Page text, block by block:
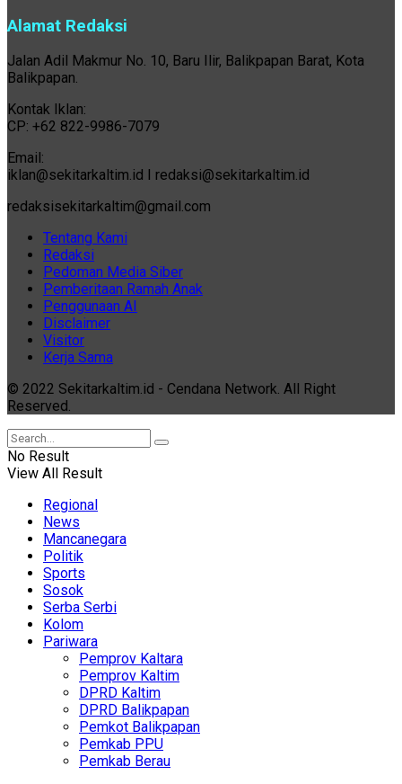
Alamat Redaksi
Jalan Adil Makmur No. 10, Baru Ilir, Balikpapan Barat, Kota
Balikpapan.
Kontak Iklan:
CP: +62 822-9986-7079
Email:
iklan@sekitarkaltim.id I redaksi@sekitarkaltim.id
redaksisekitarkaltim@gmail.com
Tentang Kami
Redaksi
Pedoman Media Siber
Pemberitaan Ramah Anak
Penggunaan AI
Disclaimer
Visitor
Kerja Sama
© 2022 Sekitarkaltim.id - Cendana Network. All Right
Reserved.
No Result
View All Result
Regional
News
Mancanegara
Politik
Sports
Sosok
Serba Serbi
Kolom
Pariwara
Pemprov Kaltara
Pemprov Kaltim
DPRD Kaltim
DPRD Balikpapan
Pemkot Balikpapan
Pemkab PPU
Pemkab Berau